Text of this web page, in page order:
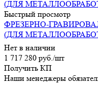
Быстрый просмотр
ФРЕЗЕРНО-
(ДЛЯ
Нет в наличии
1 717 280 руб./шт
Получить КП
Наши менеджеры